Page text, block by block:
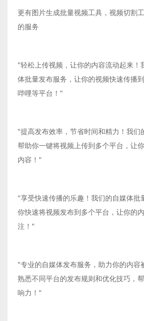
更有图片生成批量视频工具，视频切割
的服务
"轻松上传视频，让你的内容流动起来！
体批量发布服务，让你的视频快速传播
哔哩等平台！"
"提高发布效率，节省时间和精力！我们
帮助你一键将视频上传到多个平台，让
内容！"
"享受快速传播的乐趣！我们的自媒体批
你快速将视频发布到多个平台，让你的
注！"
"专业的自媒体发布服务，助力你的内容
熟悉不同平台的发布规则和优化技巧，
响力！"